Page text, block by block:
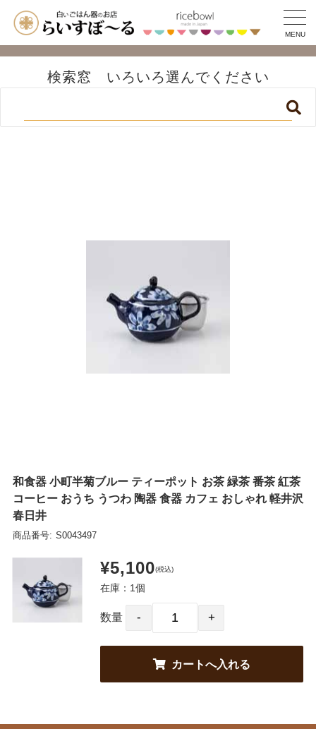
MENU
検索窓 いろいろ選んでください
和食器 小町半菊ブルー ティーポット お茶 緑茶 番茶 紅茶
コーヒー おうち うつわ 陶器 食器 カフェ おしゃれ 軽井沢
春日井
商品番号: S0043497
¥5,100(税込)
在庫：1個
数量